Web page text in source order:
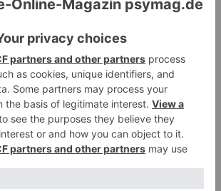
teilen
teilen
E-Mail RSS-feed